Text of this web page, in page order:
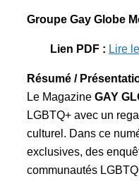
Groupe Gay Globe
Lien PDF : Lire
Résumé /
Le Magazine GAY
LGBTQ+ avec un
culturel. Dans ce
exclusives, des
communautés